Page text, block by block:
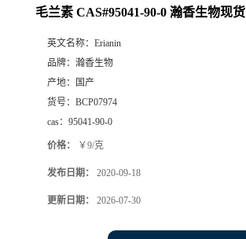
毛兰素 CAS#95041-90-0 瀚香生物现货
英文名称： Erianin
品牌： 瀚香生物
产地：
国产
货号： BCP07974
cas： 95041-90-0
价格： ￥9/克
发布日期： 2020-09-18
更新日期： 2026-07-30